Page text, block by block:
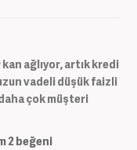
ağlıyor, artık kredi
vadeli düşük faizli
çok müşteri
2beğeni